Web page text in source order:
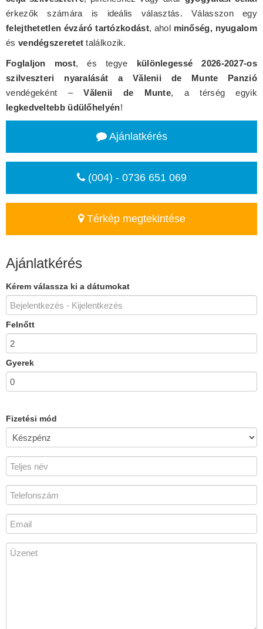
érkezők számára is ideális választás. Válasszon egy
felejthetetlen évzáró tartózkodást, ahol minőség, nyugalom
és vendégszeretet találkozik.
Foglaljon most, és tegye különlegessé 2026-2027-os
szilveszteri nyaralását a Vălenii de Munte Panzió
vendégeként –Vălenii de Munte, a térség egyik
legkedveltebb üdülőhelyén!
Ajánlatkérés
(004) - 0736 651 069
Térkép megtekintése
Ajánlatkérés
Kérem válassza ki a dátumokat
Felnőtt
Gyerek
Fizetési mód